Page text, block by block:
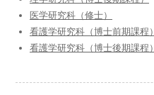
医学研究科（修士）
看護学研究科（博士前期課程）
看護学研究科（博士後期課程）